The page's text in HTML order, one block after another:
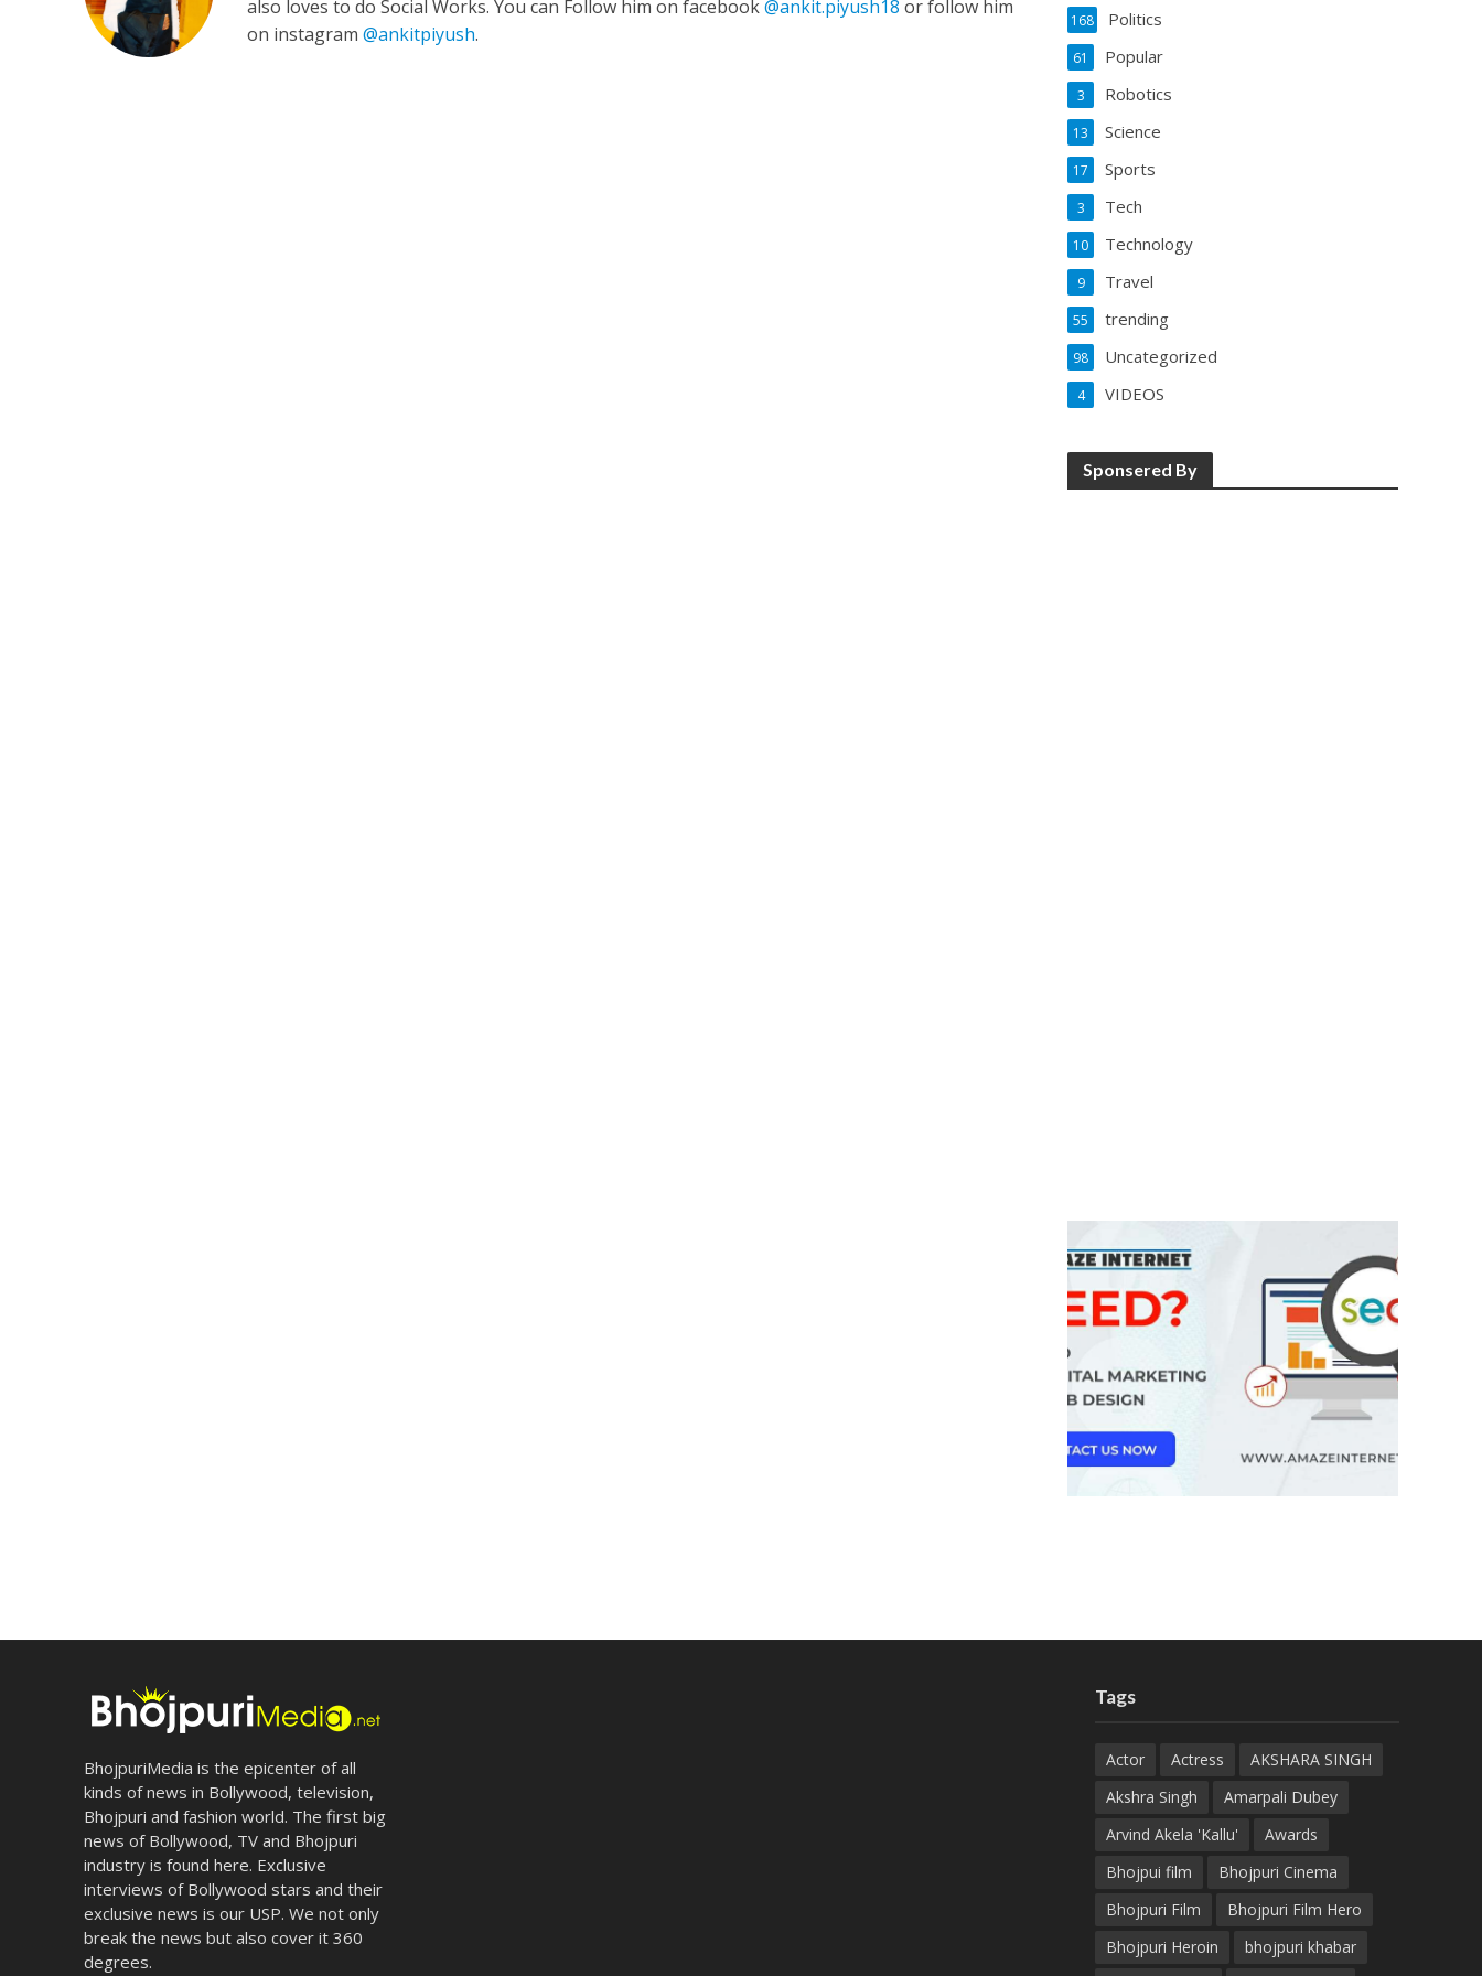
also loves to do Social Works. You can Follow him on facebook@ankit.piyush18 or follow him
on instagram@ankitpiyush.
Politics
168
Popular
61
Robotics
3
Science
13
Sports
17
Tech
3
Technology
10
Travel
9
trending
55
Uncategorized
98
VIDEOS
4
Sponsered By
BhojpuriMedia is the epicenter of all
kinds of news in Bollywood, television,
Bhojpuri and fashion world. The first big
news of Bollywood, TV and Bhojpuri
industry is found here. Exclusive
interviews of Bollywood stars and their
exclusive news is our USP. We not only
break the news but also cover it 360
degrees.
Tags
Actor Actress
AKSHARA SINGH
Akshra Singh
Amarpali Dubey
Arvind Akela 'Kallu'
Awards
Bhojpui film
Bhojpuri Cinema
Bhojpuri Film
Bhojpuri Film Hero
Bhojpuri Heroin
bhojpuri khabar